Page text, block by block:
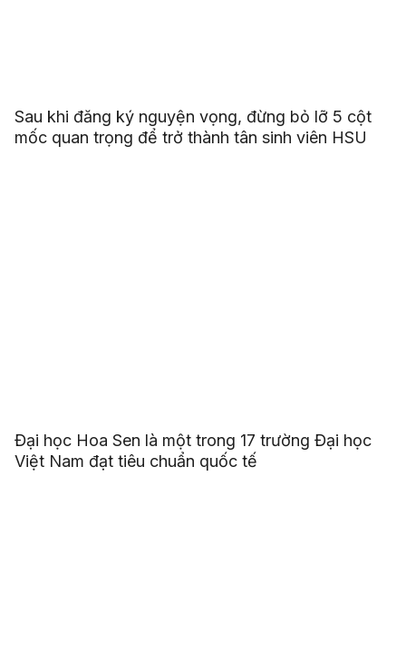
Sau khi đăng ký nguyện vọng, đừng bỏ lỡ 5 cột
mốc quan trọng để trở thành tân sinh viên HSU
Đại học Hoa Sen là một trong 17 trường Đại học
Việt Nam đạt tiêu chuẩn quốc tế